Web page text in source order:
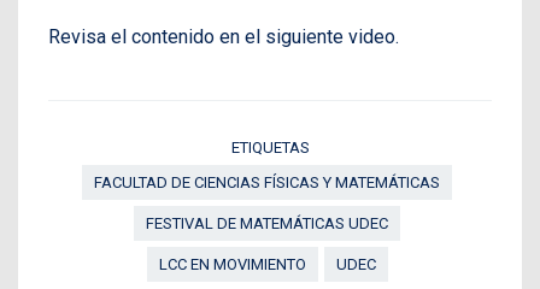
Revisa el contenido en el siguiente video.
ETIQUETAS
FACULTAD DE CIENCIAS FÍSICAS Y MATEMÁTICAS
FESTIVAL DE MATEMÁTICAS UDEC
LCC EN MOVIMIENTO UDEC